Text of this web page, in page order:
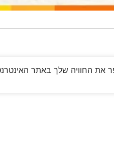
את החוויה שלך באתר